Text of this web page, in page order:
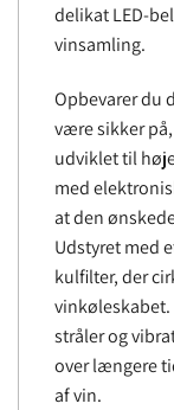
delikat LED-
vinsamling.
Opbevarer du
være sikker
udviklet til
med
at den
Udstyret med
kulfilter, der
vinkøleskabet.
stråler og
over længere
af vin.